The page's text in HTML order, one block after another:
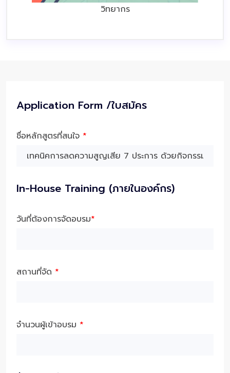
วิทยากร
Application Form /ใบสมัคร
ชื่อหลักสูตรที่สนใจ *
In-House Training (ภายในองค์กร)
วันที่ต้องการจัดอบรม*
สถานที่จัด *
จำนวนผู้เข้าอบรม *